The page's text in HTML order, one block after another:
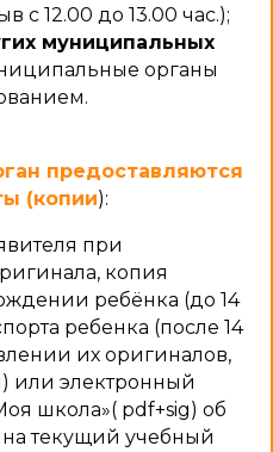
с 12.00 до 13.00 час.);
муниципальных
органы
предоставляются
(копии):
при
копия
ребёнка (до 14
ребенка (после 14
их оригиналов,
или электронный
школа»( pdf+sig) об
текущий учебный